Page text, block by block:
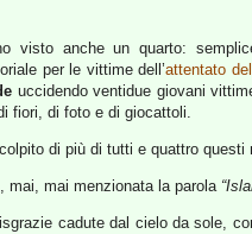
visto anche un quarto:
per le vittime dell’attentato
uccidendo ventidue giovani
fiori, di foto e di giocattoli.
di più di tutti e quattro questi
mai, mai menzionata la parola
cadute dal cielo da sole,